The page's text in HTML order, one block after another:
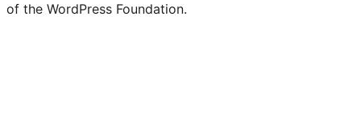
of the WordPress Foundation.